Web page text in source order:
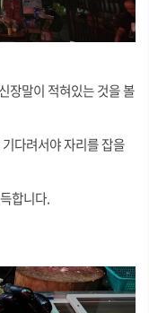
장말이 적혀있는 것을 볼
다려서야 자리를 잡을
합니다.